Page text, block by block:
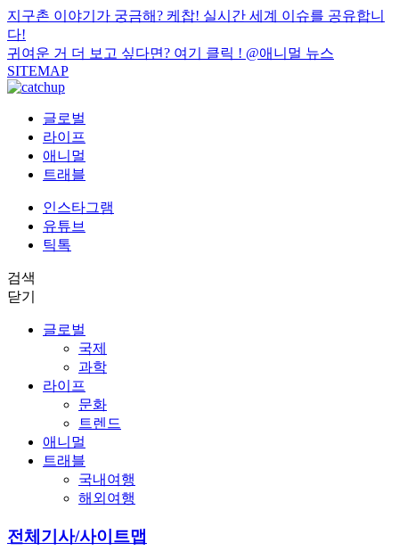
지구촌 이야기가 궁금해? 케찹! 실시간 세계 이슈를 공유합니
다!
귀여운 거 더 보고 싶다면? 여기 클릭 ! @애니멀 뉴스
SITEMAP
글로벌
라이프
애니멀
트래블
인스타그램
유튜브
틱톡
검색
닫기
글로벌
국제
과학
라이프
문화
트렌드
애니멀
트래블
국내여행
해외여행
전체기사/사이트맵